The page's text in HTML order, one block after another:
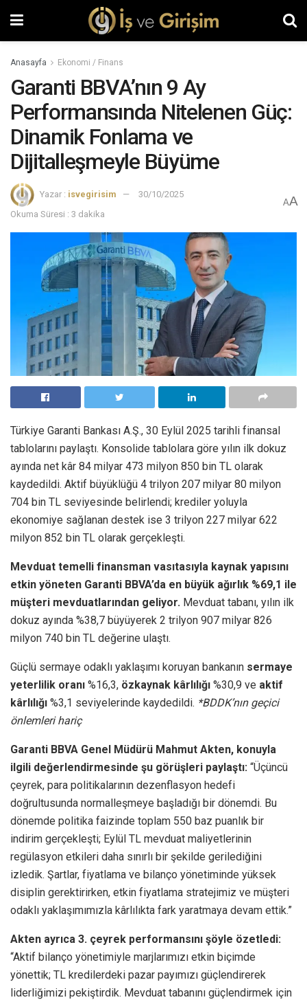
Anasayfa Ekonomi / Finans
Garanti BBVA’nın 9 Ay
Performansında Nitelenen Güç:
Dinamik Fonlama ve
Dijitalleşmeyle Büyüme
Yazar : isvegirisim
30/10/2025
Okuma Süresi : 3 dakika
AA
Türkiye Garanti Bankası A.Ş., 30 Eylül 2025 tarihli finansal
tablolarını paylaştı. Konsolide tablolara göre yılın ilk dokuz
ayında net kâr 84 milyar 473 milyon 850 bin TL olarak
kaydedildi. Aktif büyüklüğü 4 trilyon 207 milyar 80 milyon
704 bin TL seviyesinde belirlendi; krediler yoluyla
ekonomiye sağlanan destek ise 3 trilyon 227 milyar 622
milyon 852 bin TL olarak gerçekleşti.
Mevduat temelli finansman vasıtasıyla kaynak yapısını
etkin yöneten Garanti BBVA’da en büyük ağırlık %69,1 ile
müşteri mevduatlarından geliyor. Mevduat tabanı, yılın ilk
dokuz ayında %38,7 büyüyerek 2 trilyon 907 milyar 826
milyon 740 bin TL değerine ulaştı.
Güçlü sermaye odaklı yaklaşımı koruyan bankanın sermaye
yeterlilik oranı %16,3, özkaynak kârlılığı %30,9 ve aktif
kârlılığı %3,1 seviyelerinde kaydedildi. *BDDK’nın geçici
önlemleri hariç
Garanti BBVA Genel Müdürü Mahmut Akten, konuyla
ilgili değerlendirmesinde şu görüşleri paylaştı: “Üçüncü
çeyrek, para politikalarının dezenflasyon hedefi
doğrultusunda normalleşmeye başladığı bir dönemdi. Bu
dönemde politika faizinde toplam 550 baz puanlık bir
indirim gerçekleşti; Eylül TL mevduat maliyetlerinin
regülasyon etkileri daha sınırlı bir şekilde gerilediğini
izledik. Şartlar, fiyatlama ve bilanço yönetiminde yüksek
disiplin gerektirirken, etkin fiyatlama stratejimiz ve müşteri
odaklı yaklaşımımızla kârlılıkta fark yaratmaya devam ettik.”
Akten ayrıca 3. çeyrek performansını şöyle özetledi:
“Aktif bilanço yönetimiyle marjlarımızı etkin biçimde
yönettik; TL kredilerdeki pazar payımızı güçlendirerek
liderliğimizi pekiştirdik. Mevduat tabanını güçlendirmek için